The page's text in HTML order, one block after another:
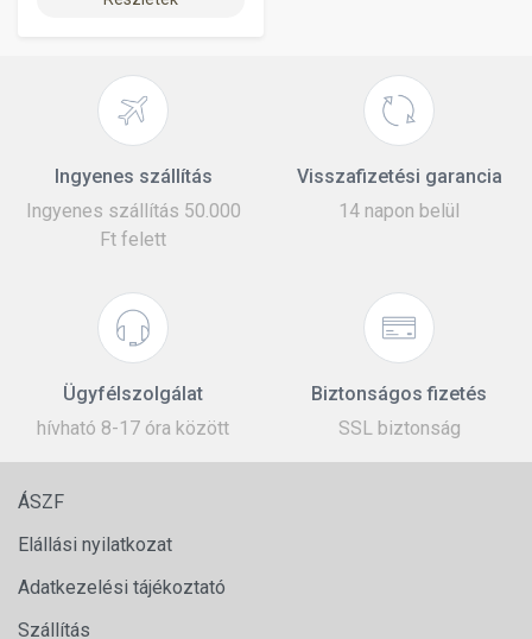
Ingyenes szállítás
Ingyenes szállítás 50.000
Ft felett
Visszafizetési garancia
14 napon belül
Ügyfélszolgálat
hívható 8-17 óra között
Biztonságos fizetés
SSL biztonság
ÁSZF
Elállási nyilatkozat
Adatkezelési tájékoztató
Szállítás